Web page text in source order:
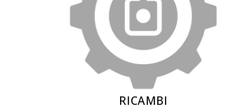
RICAMBI